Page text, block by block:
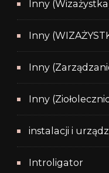
Inny
Inny
Inny
Inny
instalacji i
Introligator